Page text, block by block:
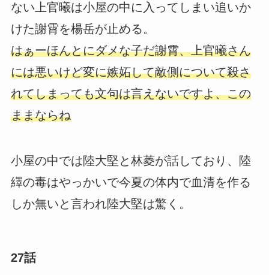
ない上官曦は小屋の中に入ってしまい追いか
けた謝霄を楊岳が止める。
はぁーほんとにダメな子だ謝霄、上官曦さん
には悪いけど変に嫉妬して敵側について殺さ
れてしまっても文句は言えないですよ、この
ままならね
小屋の中では陸大堅と林菱が話しており、陸
繹の毒はやっかいで今夏の体内で血清を作る
しか無いと言われ陸大堅は驚く。
27話